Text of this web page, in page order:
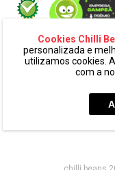
Cookies Chilli
personalizada e
utilizamos cookies.
com a
ltda.
alameda